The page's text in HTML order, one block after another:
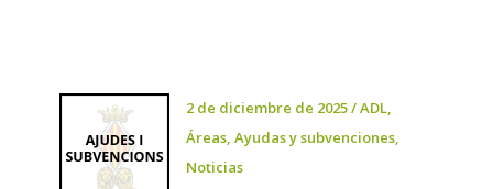
2 de diciembre de 2025/ADL,
Áreas, Ayudas y subvenciones,
Noticias